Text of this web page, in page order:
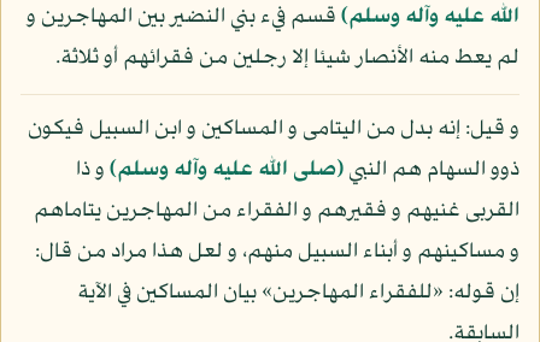
الله عليه وآله وسلم)قسم فيء بني النضير بين المهاجرين و
لم يعط منه الأنصار شيئا إلا رجلين من فقرائهم أو ثلاثة.
و قيل: إنه بدل من اليتامى و المساكين و ابن السبيل فيكون
ذوو السهام هم النبي(صلى الله عليه وآله وسلم)و ذا
القربى غنيهم و فقيرهم و الفقراء من المهاجرين يتاماهم
و مساكينهم و أبناء السبيل منهم، و لعل هذا مراد من قال:
إن قوله: «للفقراء المهاجرين» بيان المساكين في الآية
السابقة.